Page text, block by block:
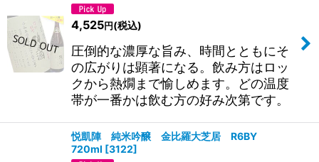
4,525円 (税込)
圧倒的な濃厚な旨み、時間とともにそ
の広がりは顕著になる。飲み方はロッ
クから熱燗まで愉しめます。どの温度
帯が一番かは飲む方の好み次第です。
悦凱陣 純米吟醸 金比羅大芝居 R6BY
720ml [3122]